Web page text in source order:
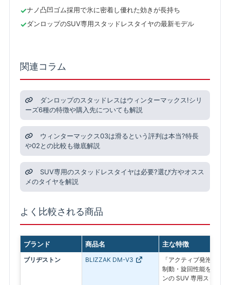
ナノ凸凹ゴム採用で氷に密着し優れた効きが長持ち
ダンロップのSUV専用スタッドレスタイヤの最新モデル
関連コラム
ダンロップのスタッドレスはウィンターマックス!シリ
ーズ6種の特徴や購入先についても解説
ウィンターマックス03は滑るという評判は本当?特長
や02との比較も徹底解説
SUV専用のスタッドレスタイヤは必要?選び方やオスス
メのタイヤを解説
よく比較される商品
ブランド 商品名 主な特徴
ブリヂストン BLIZZAK DM-V3
「アクティブ発泡ゴム
制動・旋回性能を追求
ンの SUV 専用スタッド